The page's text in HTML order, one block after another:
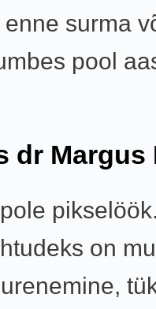
surma
pool
dr Margus
on